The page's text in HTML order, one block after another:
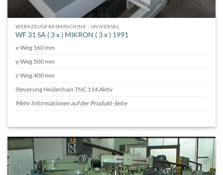
WERKZEUGFRÄSMASCHINE - UNIVERSAL
WF 31 SA ( 3 x ) MIKRON ( 3 x ) 1991
x-Weg 560 mm
y-Weg 500 mm
z-Weg 400 mm
Steuerung Heidenhain TNC 114 Aktiv
Mehr Informationen auf der Produkt-Seite